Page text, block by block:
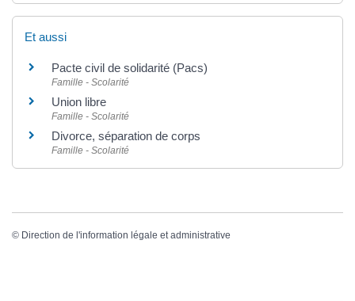
Et aussi
Pacte civil de solidarité (Pacs)
Famille - Scolarité
Union libre
Famille - Scolarité
Divorce, séparation de corps
Famille - Scolarité
© Direction de l'information légale et administrative